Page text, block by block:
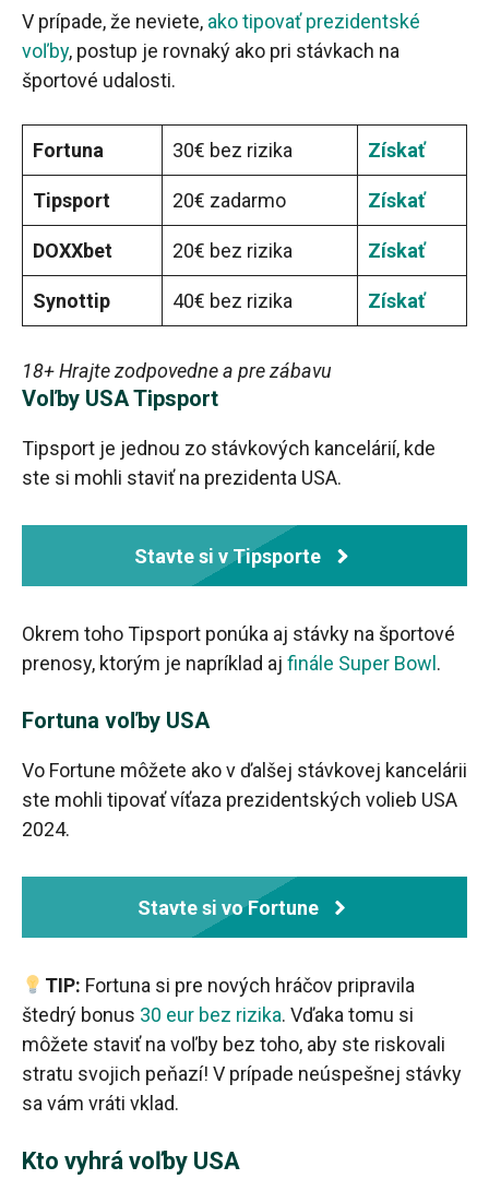
V prípade, že neviete, ako tipovať prezidentské
voľby, postup je rovnaký ako pri stávkach na
športové udalosti.
Fortuna 30€ bez rizika Získať
Tipsport 20€ zadarmo Získať
DOXXbet 20€ bez rizika Získať
Synottip 40€ bez rizika Získať
18+ Hrajte zodpovedne a pre zábavu
Voľby USA Tipsport
Tipsport je jednou zo stávkových kancelárií, kde
ste si mohli staviť na prezidenta USA.
Stavte si v Tipsporte
Okrem toho Tipsport ponúka aj stávky na športové
prenosy, ktorým je napríklad aj finále Super Bowl.
Fortuna voľby USA
Vo Fortune môžete ako v ďalšej stávkovej kancelárii
ste mohli tipovať víťaza prezidentských volieb USA
2024.
Stavte si vo Fortune
TIP: Fortuna si pre nových hráčov pripravila
štedrý bonus 30 eur bez rizika. Vďaka tomu si
môžete staviť na voľby bez toho, aby ste riskovali
stratu svojich peňazí! V prípade neúspešnej stávky
sa vám vráti vklad.
Kto vyhrá voľby USA